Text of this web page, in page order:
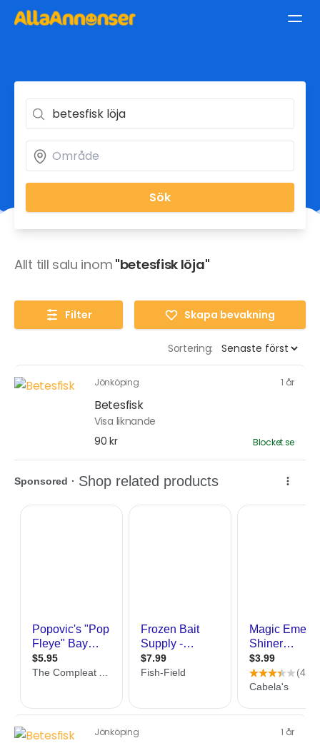
Sök
Allt till salu inom "betesfisk löja"
Filter Skapa bevakning
Sortering:
Jönköping 1 år
Betesfisk
Visa liknande
90 kr
Blocket.se
Jönköping 1 år